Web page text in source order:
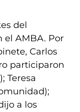
del
el AMBA. Por
Carlos
participaron
Teresa
a los